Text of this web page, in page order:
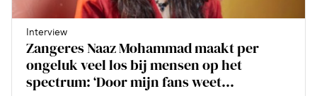
Interview
Zangeres Naaz Mohammad maakt per
ongeluk veel los bij mensen op het
spectrum: ‘Door mijn fans weet...